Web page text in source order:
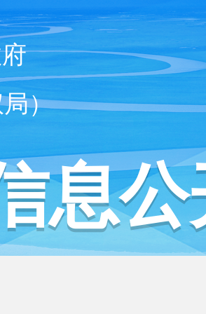
）
息公